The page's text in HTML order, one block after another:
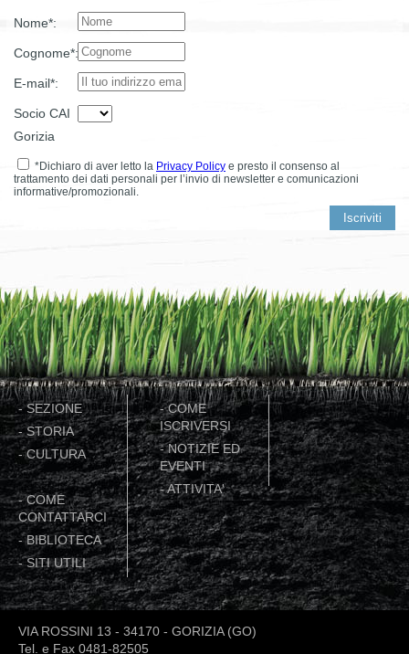
Nome*:
Cognome*:
E-mail*:
Socio CAI
Gorizia
*Dichiaro di aver letto la Privacy Policy e presto il consenso al
trattamento dei dati personali per l’invio di newsletter e comunicazioni
informative/promozionali.
-SEZIONE
-STORIA
-CULTURA
-COME
ISCRIVERSI
-NOTIZIE ED
EVENTI
-ATTIVITA'
-COME
CONTATTARCI
-BIBLIOTECA
-SITI UTILI
VIA ROSSINI 13 - 34170 - GORIZIA (GO)
Tel. e Fax 0481-82505